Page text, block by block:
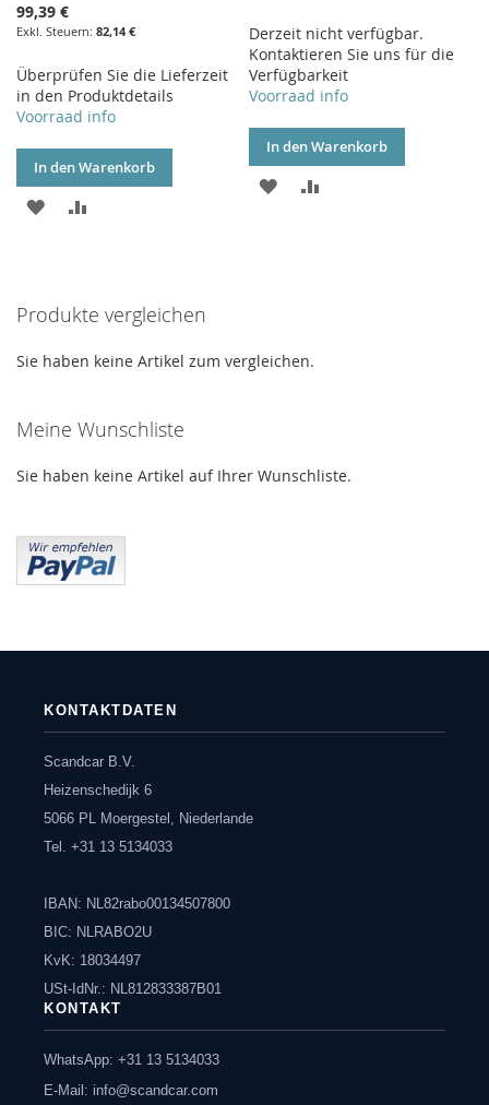
99,39 €
82,14 €
Überprüfen Sie die Lieferzeit
in den Produktdetails
Voorraad info
In den Warenkorb
ZUR
Derzeit nicht verfügbar.
Kontaktieren Sie uns für die
Verfügbarkeit
Voorraad info
In den Warenkorb
ZUR
Produkte vergleichen
Sie haben keine Artikel zum vergleichen.
Meine Wunschliste
Sie haben keine Artikel auf Ihrer Wunschliste.
KONTAKTDATEN
Scandcar B.V.
Heizenschedijk 6
5066 PL Moergestel, Niederlande
Tel. +31 13 5134033
IBAN: NL82rabo00134507800
BIC: NLRABO2U
KvK: 18034497
USt-IdNr.: NL812833387B01
KONTAKT
WhatsApp: +31 13 5134033
E-Mail: info@scandcar.com